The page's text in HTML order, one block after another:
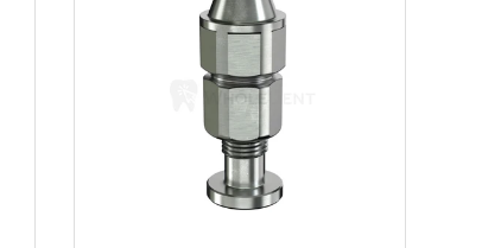
Añadir al carrito